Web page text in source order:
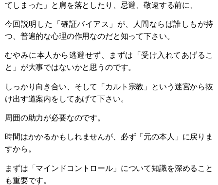
てしまった」と肩を落としたり、忌避、敬遠する前に、
今回説明した「確証バイアス」が、人間ならば誰しもが持
つ、普遍的な心理の作用なのだと知って下さい。
むやみに本人から逃避せず、まずは「受け入れてあげるこ
と」が大事ではないかと思うのです。
しっかり向き合い、そして「カルト宗教」という迷宮から抜
け出す道案内をしてあげて下さい。
周囲の助力が必要なのです。
時間はかかるかもしれませんが、必ず「元の本人」に戻りま
すから。
まずは「マインドコントロール」について知識を深めること
も重要です。